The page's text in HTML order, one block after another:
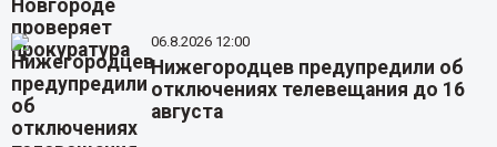
06.8.2026 12:00
Нижегородцев предупредили об
отключениях телевещания до 16
августа